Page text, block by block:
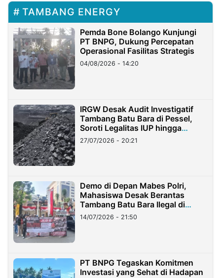
TAMBANG ENERGY
Pemda Bone Bolango Kunjungi
PT BNPG, Dukung Percepatan
Operasional Fasilitas Strategis
04/08/2026 - 14:20
IRGW Desak Audit Investigatif
Tambang Batu Bara di Pessel,
Soroti Legalitas IUP hingga
Stockpile
27/07/2026 - 20:21
Demo di Depan Mabes Polri,
Mahasiswa Desak Berantas
Tambang Batu Bara Ilegal di
Lampung
14/07/2026 - 21:50
PT BNPG Tegaskan Komitmen
Investasi yang Sehat di Hadapan